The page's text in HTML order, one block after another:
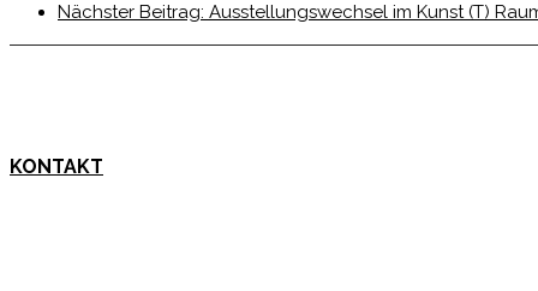
Nächster Beitrag: Ausstellungswechsel im Kunst (T)
KONTAKT